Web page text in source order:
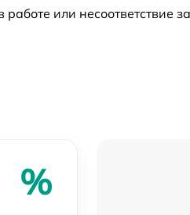
от 60 мин
или несоответствие
%